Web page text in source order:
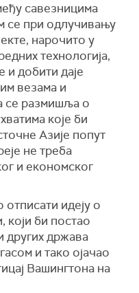
савезницима
се при одлучивању
нарочито у
технологија,
добити даје
везама и
се размишља о
које би
Азије попут
не треба
и економског
идеју о
који би постао
других држава
и тако ојачао
Вашингтона на